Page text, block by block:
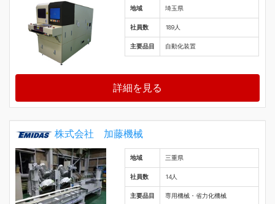
地域 埼玉県
社員数 189人
主要品目 自動化装置
詳細を見る
株式会社 加藤機械
地域 三重県
社員数 14人
主要品目 専用機械・省力化機械